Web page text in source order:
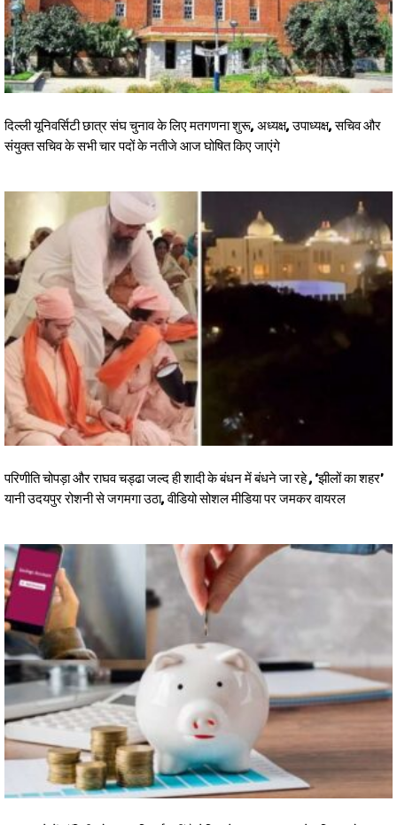
दिल्ली यूनिवर्सिटी छात्र संघ चुनाव के लिए मतगणना शुरू, अध्यक्ष, उपाध्यक्ष, सचिव और
संयुक्त सचिव के सभी चार पदों के नतीजे आज घोषित किए जाएंगे
परिणीति चोपड़ा और राघव चड्ढा जल्द ही शादी के बंधन में बंधने जा रहे , ‘झीलों का शहर’
यानी उदयपुर रोशनी से जगमगा उठा, वीडियो सोशल मीडिया पर जमकर वायरल